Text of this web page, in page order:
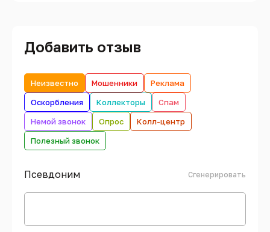
Добавить отзыв
Неизвестно Мошенники
Реклама
Оскорбления
Коллекторы
Спам
Немой звонок
Опрос
Колл-центр
Полезный звонок
Псевдоним Сгенерировать